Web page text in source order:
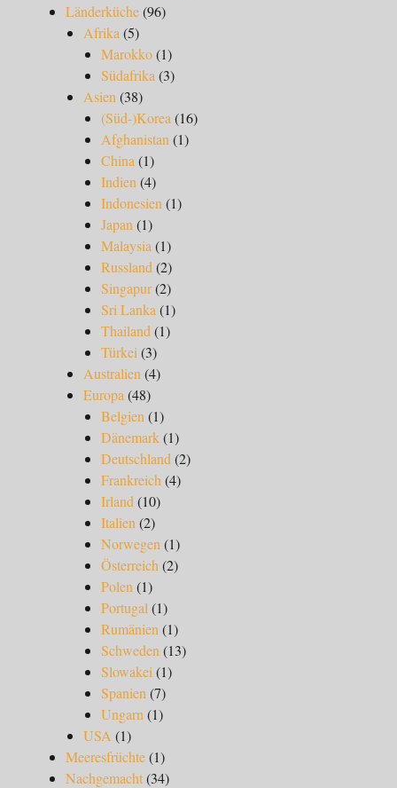
Länderküche(96)
Afrika (5)
Marokko(1)
Südafrika (3)
Asien (38)
(Süd-)Korea (16)
Afghanistan (1)
China (1)
Indien (4)
Indonesien (1)
Japan (1)
Malaysia (1)
Russland (2)
Singapur(2)
Sri Lanka (1)
Thailand (1)
Türkei (3)
Australien (4)
Europa (48)
Belgien (1)
Dänemark(1)
Deutschland (2)
Frankreich (4)
Irland (10)
Italien (2)
Norwegen (1)
Österreich (2)
Polen (1)
Portugal (1)
Rumänien (1)
Schweden (13)
Slowakei (1)
Spanien (7)
Ungarn (1)
USA (1)
Meeresfrüchte(1)
Nachgemacht(34)